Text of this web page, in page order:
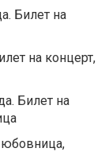
Билет на
на концерт,
Билет на